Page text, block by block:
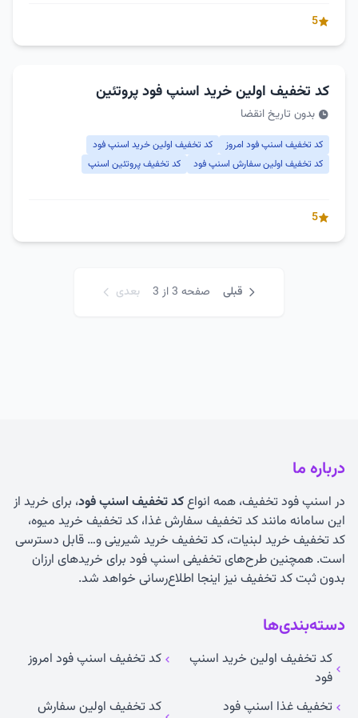
5
کد تخفیف اولین خرید اسنپ فود پروتئین
بدون تاریخ انقضا
کد تخفیف اسنپ فود امروز
کد تخفیف اولین خرید اسنپ فود
کد تخفیف اولین سفارش اسنپ فود
کد تخفیف پروتئین اسنپ
5
قبلی صفحه 3 از 3 بعدی
درباره ما
در اسنپ فود تخفیف، همه انواعکد تخفیف اسنپ فود، برای خرید از
این سامانه مانند کد تخفیف سفارش غذا، کد تخفیف خرید میوه،
کد تخفیف خرید لبنیات، کد تخفیف خرید شیرینی و… قابل دسترسی
است. همچنین طرح‌های تخفیفی اسنپ فود برای خریدهای ارزان
بدون ثبت کد تخفیف نیز اینجا اطلاع‌رسانی خواهد شد.
دسته‌بندی‌ها
کد تخفیف اولین خرید اسنپ
فود
کد تخفیف اسنپ فود امروز
تخفیف غذا اسنپ فود
کد تخفیف اولین سفارش